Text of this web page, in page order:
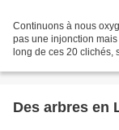
Continuons à nous
pas une injonction
long de ces 20 clichés,